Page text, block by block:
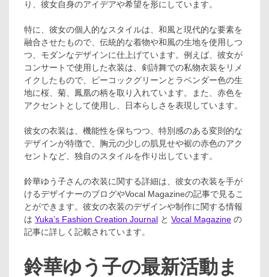
り、彼女自身のアイデアや希望を形にしています。
特に、彼女の個人的なスタイルは、和風と現代的な要素を
融合させたもので、伝統的な着物や和風の生地を使用しつ
つ、モダンなデザインに仕上げています。例えば、彼女が
コンサートで使用した衣装は、剣詩舞での私物衣装をリメ
イクしたもので、ピーコックグリーンとラベンダー色の生
地に桜、菊、鳳凰の柄を取り入れています。また、赤色を
アクセントとして使用し、日本らしさを表現しています。
彼女の衣装は、機能性を保ちつつ、特別感のある変則的な
デザインが特徴で、胸元の少しの肌見せや裾の赤色のアク
セントなど、独自のスタイルを作り出しています。
鈴華ゆう子さんの衣装に関する詳細は、彼女の衣装を手が
けるデザイナーのブログやVocal Magazineの記事で見るこ
とができます。彼女の衣装のデザインや制作に関する情報
は Yuka’s Fashion Creation Journal と Vocal Magazine の
記事に詳しく記載されています。
鈴華ゆう子の最新活動ま